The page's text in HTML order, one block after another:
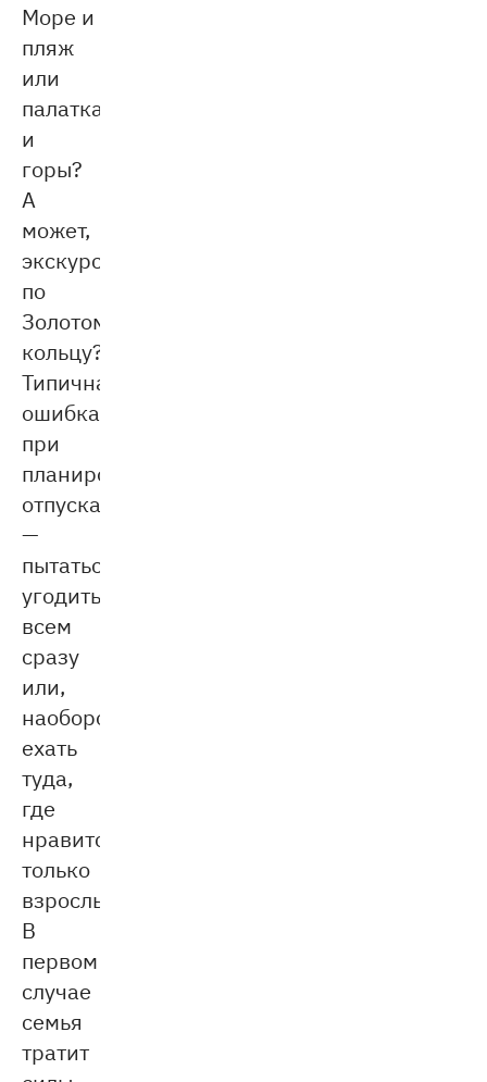
Море и
пляж
или
палатка
и
горы?
А
может,
экскурсия
по
Золотому
кольцу?
Типичная
ошибка
при
планировании
отпуска
—
пытаться
угодить
всем
сразу
или,
наоборот,
ехать
туда,
где
нравится
только
взрослым.
В
первом
случае
семья
тратит